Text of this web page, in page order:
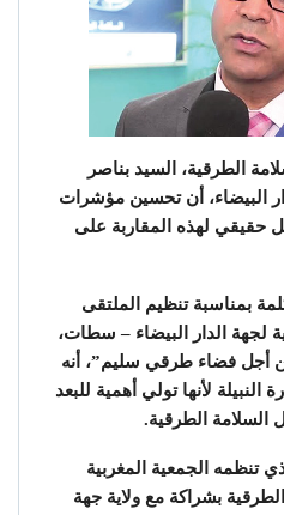
الطرقية، السيد بناصر
البيضاء، أن تحسين مؤشرات
حقيقي لهذه المقاربة على
بمناسبة تنظيم الملتقى
لجهة الدار البيضاء – سطات،
أجل فضاء طرقي سليم”، أنه
النبيلة لأنها تولي أهمية للبعد
السلامة الطرقية.
تنظمه الجمعية المغربية
بشراكة مع ولاية جهة